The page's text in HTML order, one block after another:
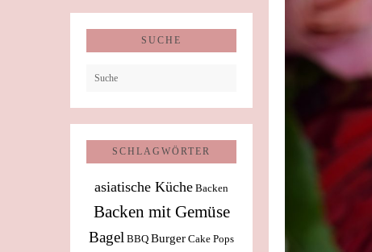
SUCHE
SCHLAGWÖRTER
asiatische Küche Backen
Backen mit Gemüse
Bagel BBQ Burger Cake Pops